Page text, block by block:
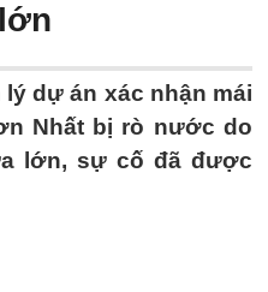
lý dự án xác nhận mái
Nhất bị rò nước do
lớn, sự cố đã được